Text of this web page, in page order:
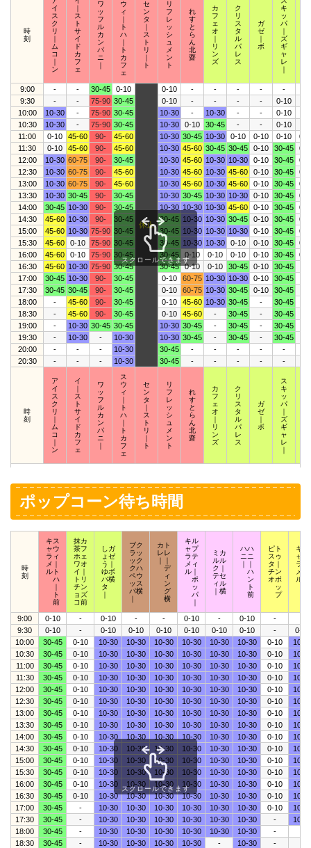
時
刻
イ
ス
ク
リ
ム
コ
ン
ス
ト
サ
イ
ド
カ
フ
ェ
ワ
ッ
フ
ル
カ
ン
パ
ニ
ウ
ィ
ト
ハ
ト
カ
フ
ェ
セ
ン
タ
ス
ト
リ
ト
リ
フ
レ
ッ
シ
ュ
メ
ン
ト
れ
す
と
ら
ん
北
齋
カ
フ
ェ
オ
リ
ン
ズ
ク
リ
ス
タ
ル
パ
レ
ス
ガ
ゼ
ボ
キ
ッ
パ
ズ
ギ
ャ
レ
9:00 - - 30-45 0-10
休止
0-10 - - - - -
9:30
- - 75-90 30-45 0-10 - - - - 0-10
10:00
10-30 - 75-90 30-45 10-30 - 10-30 - - 0-10
10:30
10-30 - 75-90 30-45 10-30 0-10 30-45 - - 0-10
11:00
0-10 45-60 90- 45-60 10-30 30-45 10-30 0-10 0-10 0-10
0-
11:30
0-10 45-60 90- 45-60 10-30 45-60 30-45 30-45 0-10 30-45
0-
12:00
10-30 60-75 90- 30-45 10-30 45-60 10-30 10-30 0-10 30-45
0-
12:30
10-30 60-75 90- 45-60 10-30 45-60 10-30 45-60 0-10 30-45
0-
13:00
10-30 60-75 90- 45-60 10-30 45-60 10-30 45-60 0-10 30-45
0-
13:30
10-30 30-45 90- 30-45 10-30 30-45 10-30 10-30 0-10 30-45
0-
14:00
30-45 10-30 90- 30-45 10-30 10-30 10-30 45-60 0-10 30-45
0-
14:30
45-60 10-30 90- 30-45 30-45 10-30 10-30 30-45 0-10 30-45
0-
15:00
45-60 10-30 75-90 30-45 30-45 10-30 10-30 10-30 0-10 30-45
0-
15:30
45-60 0-10 75-90 30-45 30-45 10-30 10-30 0-10 0-10 30-45
0-
16:00
45-60 0-10 75-90 30-45 30-45 0-10 0-10 0-10 0-10 30-45
0-
16:30
45-60 10-30 75-90 30-45 30-45 0-10 0-10 30-45 0-10 30-45
17:00
30-45 10-30 90- 30-45 0-10 60-75 10-30 10-30 0-10 30-45
17:30
30-45 30-45 90- 30-45 0-10 60-75 10-30 30-45 0-10 30-45
18:00
- 45-60 90- 30-45 0-10 45-60 10-30 30-45 - 30-45
18:30
- 45-60 90- 30-45 0-10 45-60 - 30-45 - 30-45
19:00
- 10-30 30-45 30-45 10-30 30-45 - 30-45 - 30-45
19:30
- 10-30 - 10-30 10-30 30-45 - 30-45 - 30-45
20:00
- - - 10-30 30-45 - - - - -
20:30
- - - 10-30 30-45 - - - - -
時
刻
ア
イ
ス
ク
リ
ム
コ
ン
イ
ス
ト
サ
イ
ド
カ
フ
ェ
ワ
ッ
フ
ル
カ
ン
パ
ニ
ス
ウ
ィ
ト
ハ
ト
カ
フ
ェ
セ
ン
タ
ス
ト
リ
ト
リ
フ
レ
ッ
シ
ュ
メ
ン
ト
れ
す
と
ら
ん
北
齋
カ
フ
ェ
オ
リ
ン
ズ
ク
リ
ス
タ
ル
パ
レ
ス
ガ
ゼ
ボ
ス
キ
ッ
パ
ズ
ギ
ャ
レ
スクロールできます
ポップコーン待ち時間
時
刻
キス
ャウ
ラィ
メ｜
ルト
ハ
｜
ト
前
抹カ
茶フ
ホェ
ワオ
イ｜
トリ
チン
ョズ
コ前
しガ
ょゼ
う｜
ゆボ
バ横
タ
｜
ブク
ラッ
ック
クハ
ペウ
ッス
パ横
｜
カト
レレ
｜｜
デ
ィ
ン
グ
横
キル
ャプ
ラテ
メィ
ル｜
ポ
ッ
パ
｜
ミカ
ルル
ク｜
テセ
ィル
｜横
ハハ
ニニ
｜｜
ハ
ン
ト
前
ピト
スゥ
タ｜
チン
オポ
ッ
プ
キポ
ャッ
ラプ
メア
ルロ
9:00 0-10 - 0-10 - - 0-10 - 0-10 -
9:30
0-10 - 0-10 0-10 0-10 0-10 0-10 0-10 -
0-10
10:00
30-45 0-10 10-30 10-30 10-30 10-30 10-30 10-30 0-10
10-
10:30
30-45 0-10 10-30 10-30 10-30 10-30 10-30 10-30 0-10
10-
11:00
30-45 0-10 10-30 10-30 10-30 10-30 10-30 10-30 0-10
10-
11:30
30-45 0-10 10-30 10-30 10-30 10-30 10-30 10-30 0-10
10-
12:00
30-45 0-10 10-30 10-30 10-30 10-30 10-30 10-30 0-10
10-
12:30
30-45 0-10 10-30 10-30 10-30 10-30 10-30 10-30 0-10
10-
13:00
30-45 0-10 10-30 10-30 10-30 10-30 10-30 10-30 0-10
10-
13:30
30-45 0-10 10-30 10-30 10-30 10-30 10-30 10-30 0-10
10-
14:00
30-45 0-10 10-30 10-30 10-30 10-30 10-30 10-30 0-10
10-
14:30
30-45 0-10 10-30 10-30 10-30 10-30 10-30 10-30 0-10
10-
15:00
30-45 0-10 10-30 10-30 10-30 10-30 10-30 10-30 0-10
10-
15:30
30-45 0-10 10-30 10-30 10-30 10-30 10-30 10-30 0-10
10-
16:00
30-45 0-10 10-30 10-30 10-30 10-30 10-30 10-30 0-10
10-
16:30
30-45 0-10 10-30 10-30 10-30 10-30 10-30 10-30 0-10
10-
17:00
30-45 - 10-30 10-30 10-30 10-30 10-30 10-30 0-10
10-
17:30
30-45 - 10-30 10-30 10-30 10-30 10-30 10-30 -
10-
18:00
30-45 - 10-30 10-30 10-30 10-30 10-30 10-30 -
18:30
30-45 - 10-30 10-30 10-30 10-30 - 10-30 -
スクロールできます